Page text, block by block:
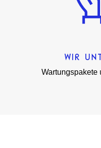
WIR
Wartungspakete